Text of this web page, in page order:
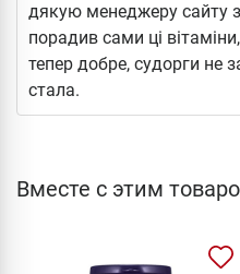
дякую менеджеру сайту
порадив сами ці
тепер добре, судорги не
стала.
Вместе с этим